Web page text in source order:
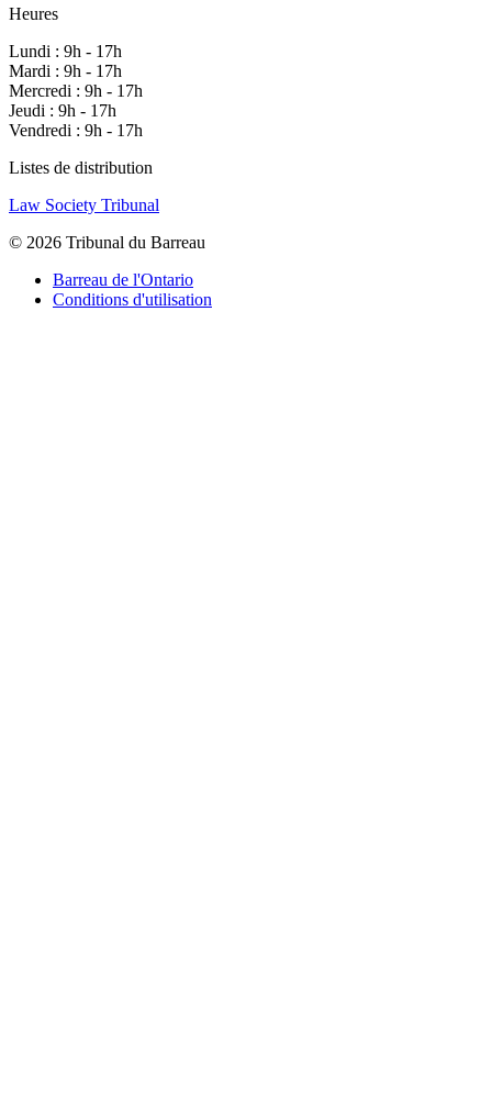
Heures
Lundi : 9h - 17h
Mardi : 9h - 17h
Mercredi : 9h - 17h
Jeudi : 9h - 17h
Vendredi : 9h - 17h
Listes de distribution
Law Society Tribunal
© 2026 Tribunal du Barreau
Barreau de l'Ontario
Conditions d'utilisation